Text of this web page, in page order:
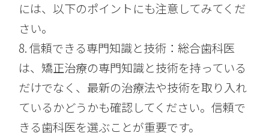
には、以下のポイントにも注意してみてくだ
さい。
8. 信頼できる専門知識と技術：総合歯科医
は、矯正治療の専門知識と技術を持っている
だけでなく、最新の治療法や技術を取り入れ
ているかどうかも確認してください。信頼で
きる歯科医を選ぶことが重要です。